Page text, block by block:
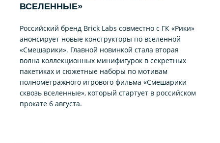
ВСЕЛЕННЫЕ»
Российский бренд Brick Labs совместно с ГК «Рики»
анонсирует новые конструкторы по вселенной
«Смешарики». Главной новинкой стала вторая
волна коллекционных минифигурок в секретных
пакетиках и сюжетные наборы по мотивам
полнометражного игрового фильма «Смешарики
сквозь вселенные», который стартует в российском
прокате 6 августа.